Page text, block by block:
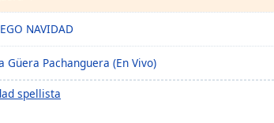
NAVIDAD
Güera Pachanguera (En Vivo)
spellista